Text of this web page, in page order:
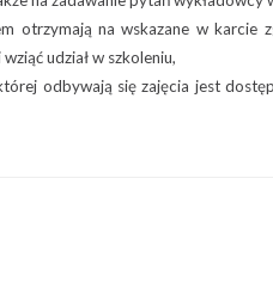
otrzymają na wskazane w karcie
udział w szkoleniu,
odbywają się zajęcia jest